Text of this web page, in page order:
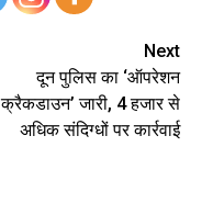
Next
दून पुलिस का ‘ऑपरेशन
क्रैकडाउन’ जारी, 4 हजार से
अधिक संदिग्धों पर कार्रवाई